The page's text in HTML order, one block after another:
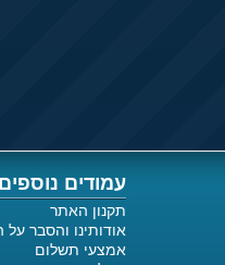
עמודים
תקנון האתר
אודותינו והסבר
אמצעי תשלום